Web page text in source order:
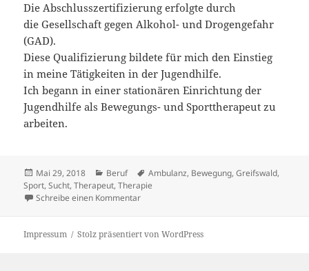
Die Abschlusszertifizierung erfolgte durch
die Gesellschaft gegen Alkohol- und Drogengefahr
(GAD).
Diese Qualifizierung bildete für mich den Einstieg
in meine Tätigkeiten in der Jugendhilfe.
Ich begann in einer stationären Einrichtung der
Jugendhilfe als Bewegungs- und Sporttherapeut zu
arbeiten.
Veröffentlicht
am
Mai 29, 2018 Kategorien
Beruf Schlagwörter
Ambulanz, Bewegung,Greifswald,
Sport,Sucht,Therapeut,Therapie
Schreibe einen Kommentarzu Bewegungs- und Sporttherapeut
Impressum Stolz präsentiert von WordPress